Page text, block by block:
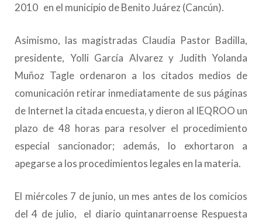
2010 en el municipio de Benito Juárez (Cancún).
Asimismo, las magistradas Claudia Pastor Badilla,
presidente, Yolli García Alvarez y Judith Yolanda
Muñoz Tagle ordenaron a los citados medios de
comunicación retirar inmediatamente de sus páginas
de Internet la citada encuesta, y dieron al IEQROO un
plazo de 48 horas para resolver el procedimiento
especial sancionador; además, lo exhortaron a
apegarse a los procedimientos legales en la materia.
El miércoles 7 de junio, un mes antes de los comicios
del 4 de julio, el diario quintanarroense Respuesta